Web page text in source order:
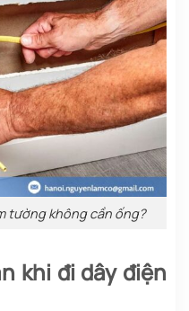
tường không cần ống?
khi đi dây điện